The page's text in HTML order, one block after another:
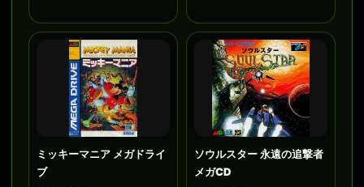
ミッキーマニア メガドライ
ブ
ソウルスター 永遠の追撃者
メガCD